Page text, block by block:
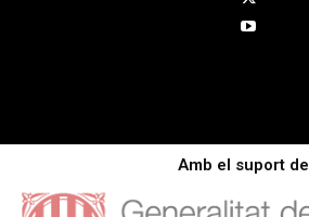
Amb el suport de